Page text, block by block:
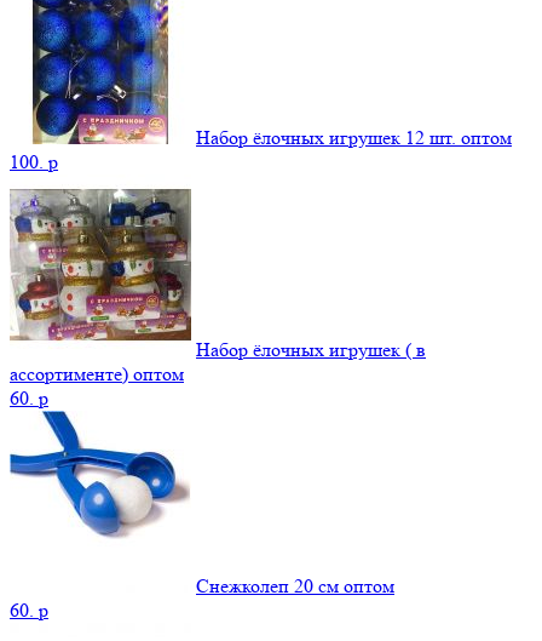
Набор ёлочных игрушек 12 шт. оптом
100. p
Набор ёлочных игрушек ( в
ассортименте) оптом
60. p
Снежколеп 20 см оптом
60. p